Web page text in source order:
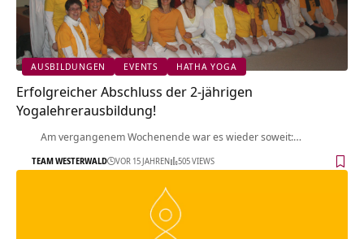
AUSBILDUNGEN EVENTS HATHA YOGA
Erfolgreicher Abschluss der 2-jährigen
Yogalehrerausbildung!
Am vergangenem Wochenende war es wieder soweit:…
TEAM WESTERWALD VOR 15 JAHREN 505 VIEWS